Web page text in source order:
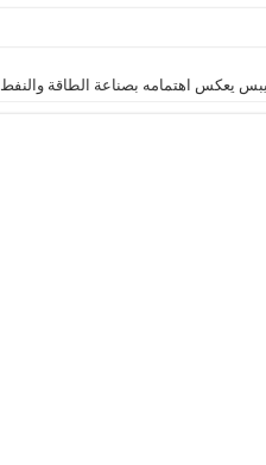
يعكس اهتمامه بصناعة الطاقة والنفط